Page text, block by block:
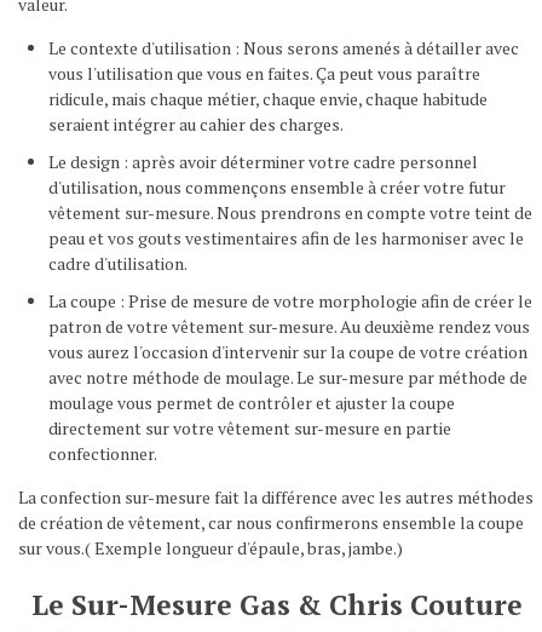
Le contexte d'utilisation : Nous serons amenés à détailler avec
vous l'utilisation que vous en faites. Ça peut vous paraître
ridicule, mais chaque métier, chaque envie, chaque habitude
seraient intégrer au cahier des charges.
Le design : après avoir déterminer votre cadre personnel
d'utilisation, nous commençons ensemble à créer votre futur
vêtement sur-mesure. Nous prendrons en compte votre teint de
peau et vos gouts vestimentaires afin de les harmoniser avec le
cadre d'utilisation.
La coupe : Prise de mesure de votre morphologie afin de créer le
patron de votre vêtement sur-mesure. Au deuxième rendez vous
vous aurez l'occasion d'intervenir sur la coupe de votre création
avec notre méthode de moulage. Le sur-mesure par méthode de
moulage vous permet de contrôler et ajuster la coupe
directement sur votre vêtement sur-mesure en partie
confectionner.
La confection sur-mesure fait la différence avec les autres méthodes
de création de vêtement, car nous confirmerons ensemble la coupe
sur vous.( Exemple longueur d'épaule, bras, jambe.)
Le Sur-Mesure Gas & Chris Couture